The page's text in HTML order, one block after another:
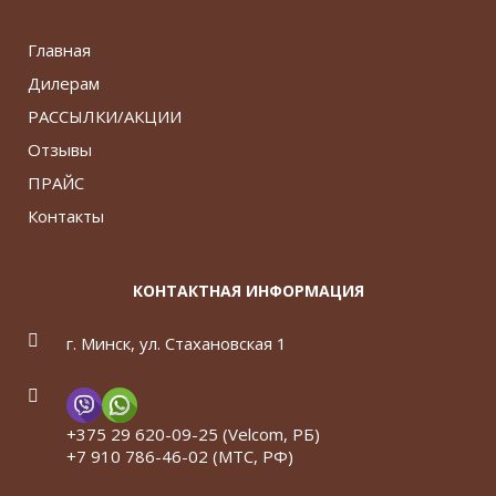
Главная
Дилерам
РАССЫЛКИ/АКЦИИ
Отзывы
ПРАЙС
Контакты
КОНТАКТНАЯ ИНФОРМАЦИЯ
г. Минск, ул. Стахановская 1
+375 29 620-09-25 (Velcom, РБ)
+7 910 786-46-02 (МТС, РФ)